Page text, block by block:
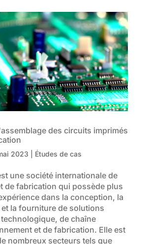
des circuits imprimés
2023 Études de cas
une société internationale de
de fabrication qui possède plus
dans la conception, la
la fourniture de solutions
de chaîne
et de fabrication. Elle est
nombreux secteurs tels que